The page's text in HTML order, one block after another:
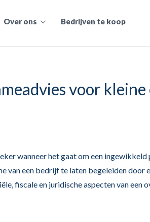
Over ons Bedrijven te koop
voor
wanneer het gaat om een
van een bedrijf te laten begeleiden door
fiscale en juridische aspecten van een